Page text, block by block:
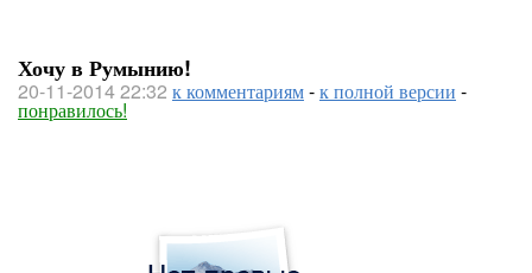
Хочу в Румынию!
20-11-2014 22:32 к комментариям-к полной версии -
понравилось!